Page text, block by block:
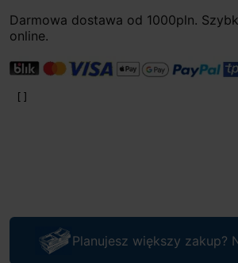
Darmowa dostawa od 1000pln.
online.
Planujesz większy zakup?